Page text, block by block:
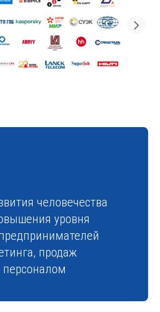
человечества
уровня
продаж